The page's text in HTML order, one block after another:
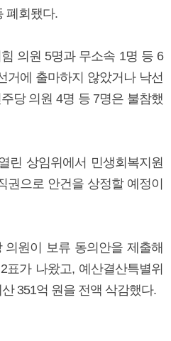
폐회됐다.
의원 5명과 무소속 1명 등 6
거에 출마하지 않았거나 낙선
당 의원 4명 등 7명은 불참했
린 상임위에서 민생회복지원
권으로 안건을 상정할 예정이
의원이 보류 동의안을 제출해
가 나왔고, 예산결산특별위
351억 원을 전액 삭감했다.